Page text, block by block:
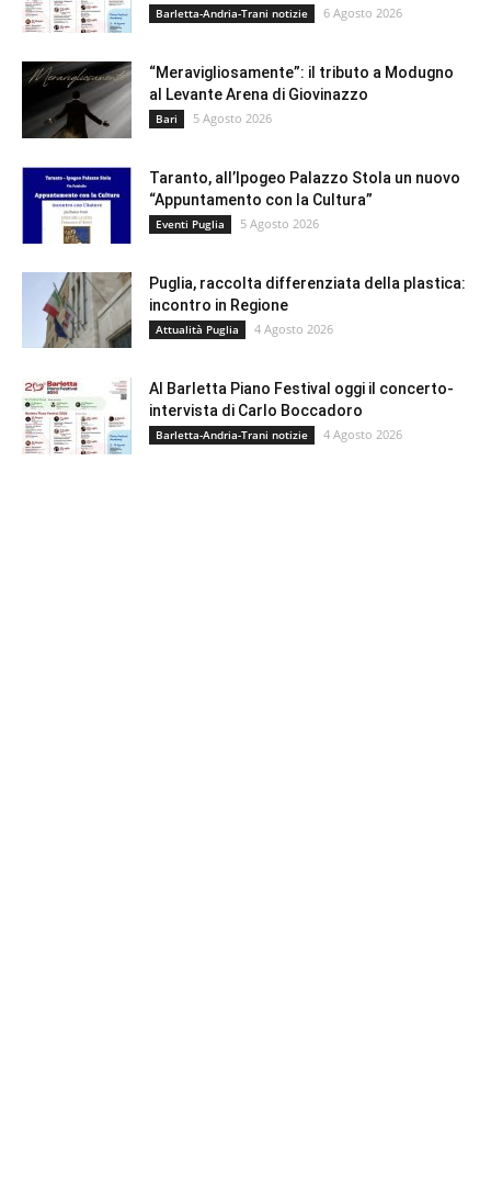
Barletta-Andria-Trani notizie 6 Agosto 2026
“Meravigliosamente”: il tributo a Modugno
al Levante Arena di Giovinazzo
Bari 5 Agosto 2026
Taranto, all’Ipogeo Palazzo Stola un nuovo
“Appuntamento con la Cultura”
Eventi Puglia 5 Agosto 2026
Puglia, raccolta differenziata della plastica:
incontro in Regione
Attualità Puglia 4 Agosto 2026
Al Barletta Piano Festival oggi il concerto-
intervista di Carlo Boccadoro
Barletta-Andria-Trani notizie 4 Agosto 2026